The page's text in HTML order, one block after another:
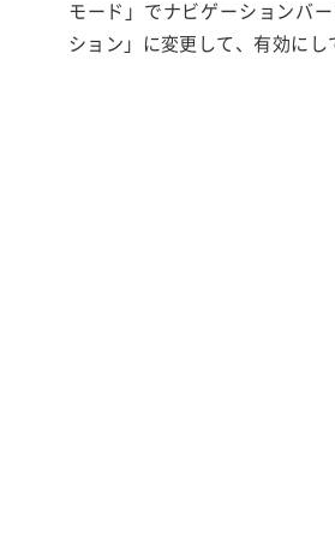
モード」でナビゲーションバ
ション」に変更して、有効にし